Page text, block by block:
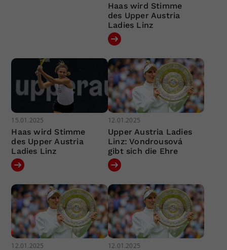
Haas wird Stimme
des Upper Austria
Ladies Linz
15.01.2025
Haas wird Stimme
des Upper Austria
Ladies Linz
12.01.2025
Upper Austria Ladies
Linz: Vondrousová
gibt sich die Ehre
12.01.2025 12.01.2025